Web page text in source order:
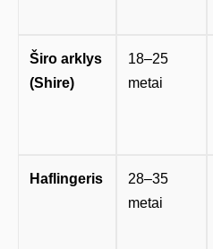
Širo arklys
(Shire)
18–25
metai
Haflingeris
28–35
metai